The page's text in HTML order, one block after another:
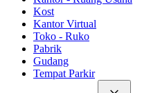
Kost
Kantor Virtual
Toko - Ruko
Pabrik
Gudang
Tempat Parkir